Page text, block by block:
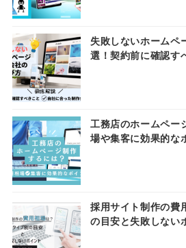
失敗しないホームペ
選！契約前に確認す
工務店のホームペー
場や集客に効果的な
採用サイト制作の費
の目安と失敗しない